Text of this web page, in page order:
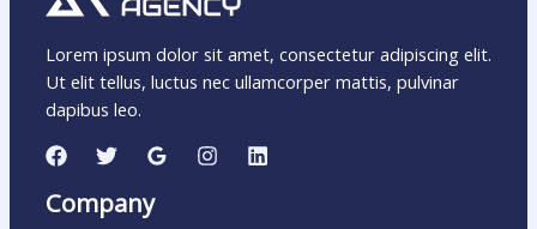
Lorem ipsum dolor sit amet, consectetur adipiscing elit.
Ut elit tellus, luctus nec ullamcorper mattis, pulvinar
dapibus leo.
Company